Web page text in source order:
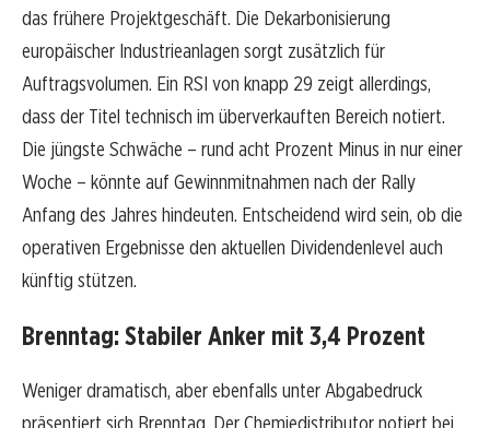
das frühere Projektgeschäft. Die Dekarbonisierung
europäischer Industrieanlagen sorgt zusätzlich für
Auftragsvolumen. Ein RSI von knapp 29 zeigt allerdings,
dass der Titel technisch im überverkauften Bereich notiert.
Die jüngste Schwäche – rund acht Prozent Minus in nur einer
Woche – könnte auf Gewinnmitnahmen nach der Rally
Anfang des Jahres hindeuten. Entscheidend wird sein, ob die
operativen Ergebnisse den aktuellen Dividendenlevel auch
künftig stützen.
Brenntag: Stabiler Anker mit 3,4 Prozent
Weniger dramatisch, aber ebenfalls unter Abgabedruck